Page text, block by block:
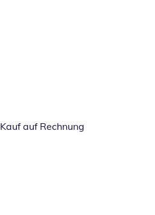
Kauf auf Rechnung